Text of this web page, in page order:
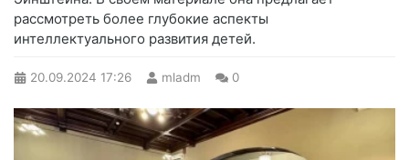
рассмотреть более глубокие аспекты
интеллектуального развития детей.
20.09.2024 17:26 mladm 0